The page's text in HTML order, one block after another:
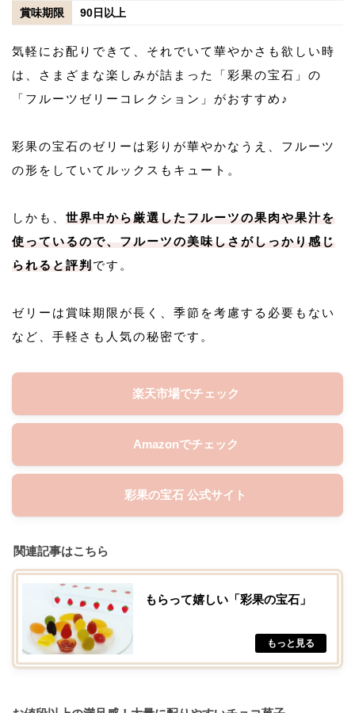
賞味期限
90日以上
気軽にお配りできて、それでいて華やかさも欲しい時
は、さまざまな楽しみが詰まった「彩果の宝石」の
「フルーツゼリーコレクション」がおすすめ♪
彩果の宝石のゼリーは彩りが華やかなうえ、フルーツ
の形をしていてルックスもキュート。
しかも、 世界中から厳選したフルーツの果肉や果汁を
使っているので、フルーツの美味しさがしっかり感じ
られると評判 です。
ゼリーは賞味期限が長く、季節を考慮する必要もない
など、手軽さも人気の秘密です。
楽天市場でチェック
Amazonでチェック
彩果の宝石 公式サイト
関連記事はこちら
もらって嬉しい「彩果の宝石」